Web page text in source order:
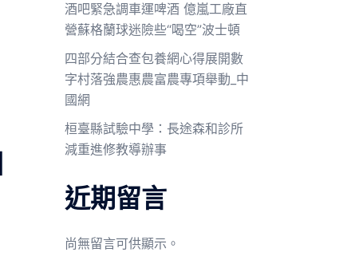
酒吧緊急調車運啤酒 億嵐工廠直
營蘇格蘭球迷險些“喝空”波士頓
四部分結合查包養網心得展開數
字村落強農惠農富農專項舉動_中
國網
桓臺縣試驗中學：長途森和診所
減重進修教導辦事
近期留言
尚無留言可供顯示。